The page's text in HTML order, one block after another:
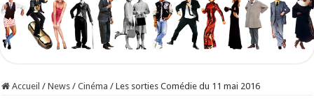
Accueil / News / Cinéma / Les sorties Comédie du 11 mai 2016